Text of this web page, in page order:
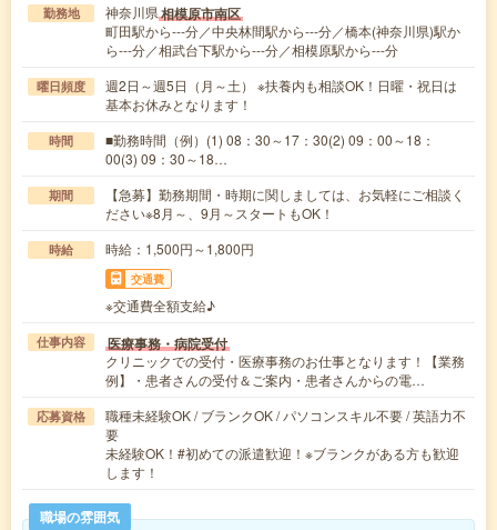
勤務地 神奈川県相模原市南区
町田駅から---分／中央林間駅から---分／橋本(神奈川県)駅か
ら---分／相武台下駅から---分／相模原駅から---分
曜日頻度
週2日～週5日（月～土） ※扶養内も相談OK！日曜・祝日は
基本お休みとなります！
時間
■勤務時間（例）(1) 08：30～17：30(2) 09：00～18：
00(3) 09：30～18…
期間
【急募】勤務期間・時期に関しましては、お気軽にご相談く
ださい※8月～、9月～スタートもOK！
時給 時給：1,500円～1,800円
交通費
※交通費全額支給♪
仕事内容 医療事務・病院受付
クリニックでの受付・医療事務のお仕事となります！【業務
例】・患者さんの受付＆ご案内・患者さんからの電…
応募資格
職種未経験OK / ブランクOK / パソコンスキル不要 / 英語力不
要
未経験OK！#初めての派遣歓迎！※ブランクがある方も歓迎
します！
職場の雰囲気